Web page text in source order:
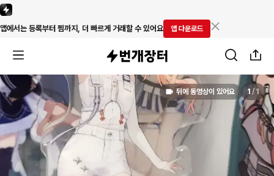
앱에서는 등록부터 찜까지, 더 빠르게 거래할 수 있어요 앱 다운로드
뒤에 동영상이 있어요 1 / 1